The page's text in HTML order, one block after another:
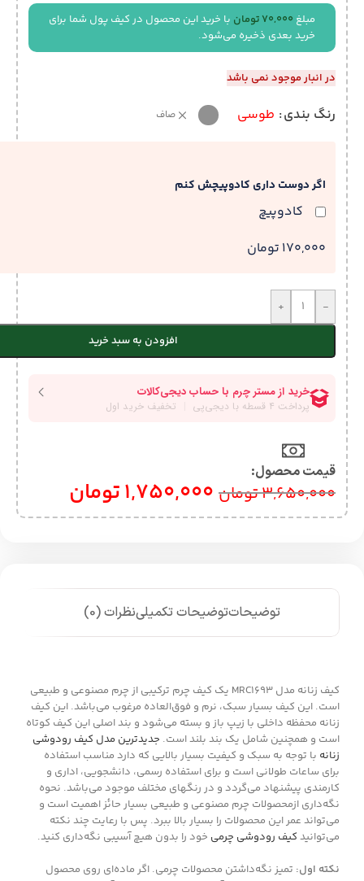
مبلغ 70,000تومان با خرید این محصول در کیف پول شما برای
خرید بعدی ذخیره می‌شود.
در انبار موجود نمی باشد
رنگ بندی طوسی صاف
اگر دوست داری کادوپیچش کنم
کادوپیچ
170,000 تومان
-
+
افزودن به سبد خرید
قیمت محصول:​
3,650,000تومان 1,750,000تومان
توضیحاتتوضیحات تکمیلینظرات (0)
کیف زنانه مدل MRC1693 یک کیف چرم ترکیبی از چرم مصنوعی و طبیعی
است. این کیف بسیار سبک، نرم و فوق‌العاده مرغوب می‌باشد. این کیف
زنانه محفظه داخلی با زیپ باز و بسته می‌شود و بند اصلی این کیف کوتاه
است و همچنین شامل یک بند بلند است. جدیدترین مدل کیف رودوشی
زنانه با توجه به سبک و کیفیت بسیار بالایی که دارد مناسب استفاده
برای ساعات طولانی است و برای استفاده رسمی، دانشجویی، اداری و
کارمندی پیشنهاد می‌گردد و در رنگهای مختلف موجود می‌باشد. نحوه
نگه‌داری ازمحصولات چرم مصنوعی و طبیعی بسیار حائز اهمیت است و
می‌تواند عمر این محصولات را بسیار بالا ببرد. پس با رعایت چند نکته
می‌توانید کیف رودوشی چرمی خود را بدون هیچ آسیبی نگه‌داری کنید.
نکته اول: تمیز نگه‌داشتن محصولات چرمی. اگر ماده‌ای روی محصول